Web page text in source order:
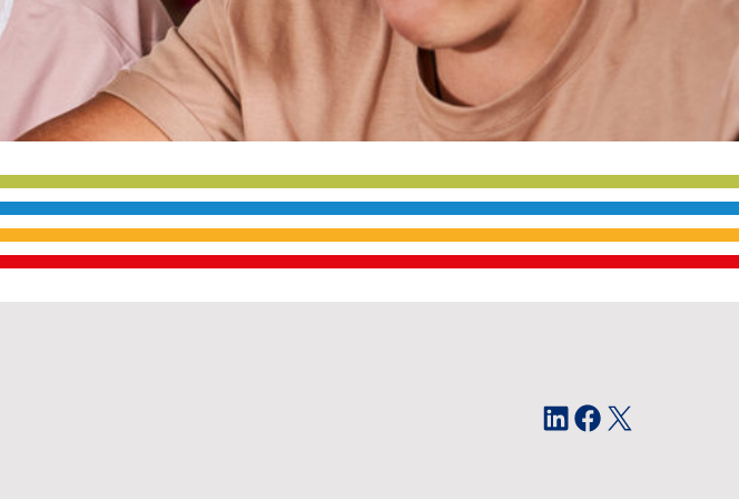
LinkedIn Facebook X